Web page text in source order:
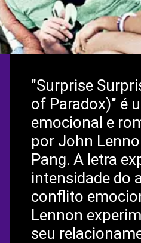
"Surprise
of Paradox)" é
emocional e
por John
Pang. A letra
intensidade do
conflito
Lennon
seu